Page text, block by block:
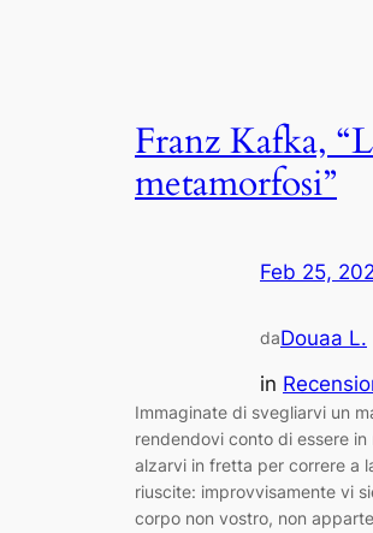
Franz Kafka,
metamorfosi”
Feb 25,
daDouaa L.
in
Immaginate di svegliarvi un
rendendovi conto di essere
alzarvi in fretta per correre a
riuscite: improvvisamente vi
corpo non vostro, non